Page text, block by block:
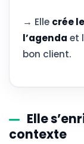
→ Elle crée
l’agenda et
bon client.
Elle
contexte